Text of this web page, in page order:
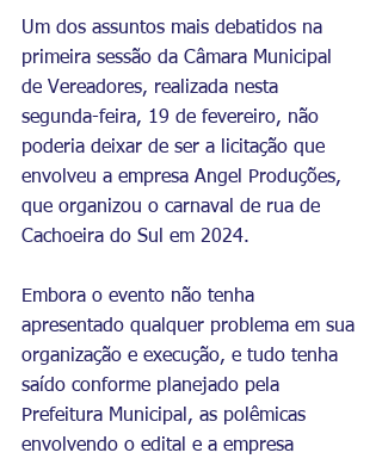
Um dos assuntos mais debatidos na
primeira sessão da Câmara Municipal
de Vereadores, realizada nesta
segunda-feira, 19 de fevereiro, não
poderia deixar de ser a licitação que
envolveu a empresa Angel Produções,
que organizou o carnaval de rua de
Cachoeira do Sul em 2024.
Embora o evento não tenha
apresentado qualquer problema em sua
organização e execução, e tudo tenha
saído conforme planejado pela
Prefeitura Municipal, as polêmicas
envolvendo o edital e a empresa